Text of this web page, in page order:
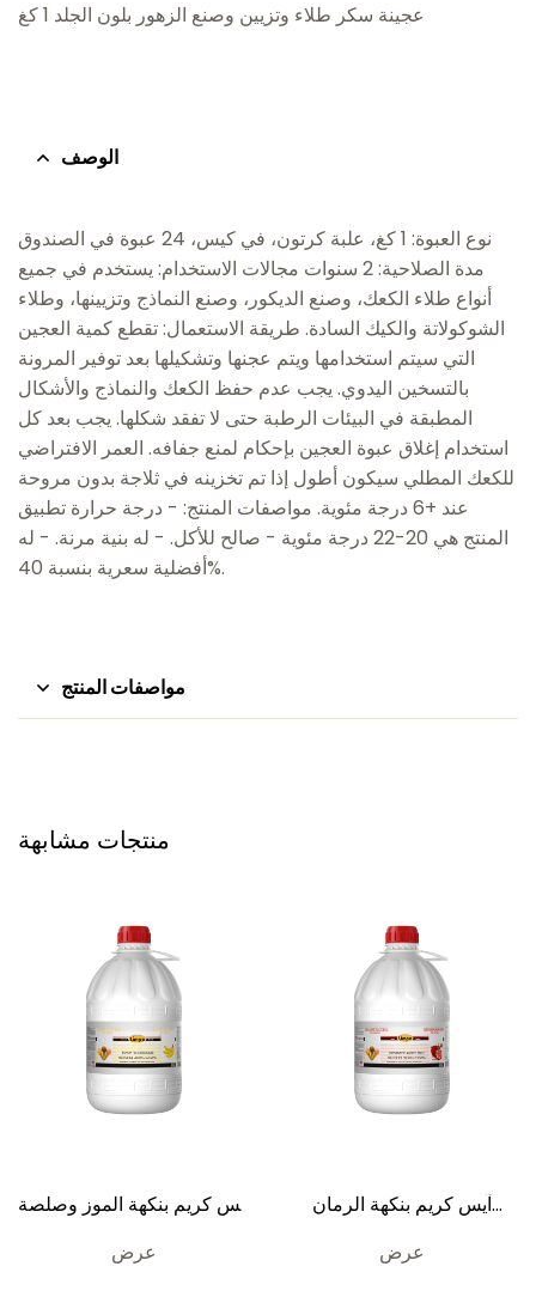
عجينة سكر طلاء وتزيين وصنع الزهور بلون الجلد 1 كغ
الوصف
نوع العبوة: 1 كغ، علبة كرتون، في كيس، 24 عبوة في الصندوق
مدة الصلاحية: 2 سنوات مجالات الاستخدام: يستخدم في جميع
أنواع طلاء الكعك، وصنع الديكور، وصنع النماذج وتزيينها، وطلاء
الشوكولاتة والكيك السادة. طريقة الاستعمال: تقطع كمية العجين
التي سيتم استخدامها ويتم عجنها وتشكيلها بعد توفير المرونة
بالتسخين اليدوي. يجب عدم حفظ الكعك والنماذج والأشكال
المطبقة في البيئات الرطبة حتى لا تفقد شكلها. يجب بعد كل
استخدام إغلاق عبوة العجين بإحكام لمنع جفافه. العمر الافتراضي
للكعك المطلي سيكون أطول إذا تم تخزينه في ثلاجة بدون مروحة
عند +6 درجة مئوية. مواصفات المنتج: - درجة حرارة تطبيق
المنتج هي 20-22 درجة مئوية - صالح للأكل. - له بنية مرنة. - له
أفضلية سعرية بنسبة 40%.
مواصفات المنتج
منتجات مشابهة
آيس كريم بنكهة الموز وصلصة
عرض
آيس كريم بنكهة الرمان
عرض